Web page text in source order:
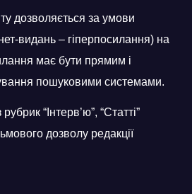
дозволяється за умови
видань – гіперпосилання) на
має бути прямим і
пошуковими системами.
“Інтерв’ю”, “Статті”
дозволу редакції